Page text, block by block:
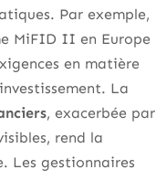
Par exemple,
MiFID II en Europe
en matière
La
, exacerbée par
rend la
Les gestionnaires